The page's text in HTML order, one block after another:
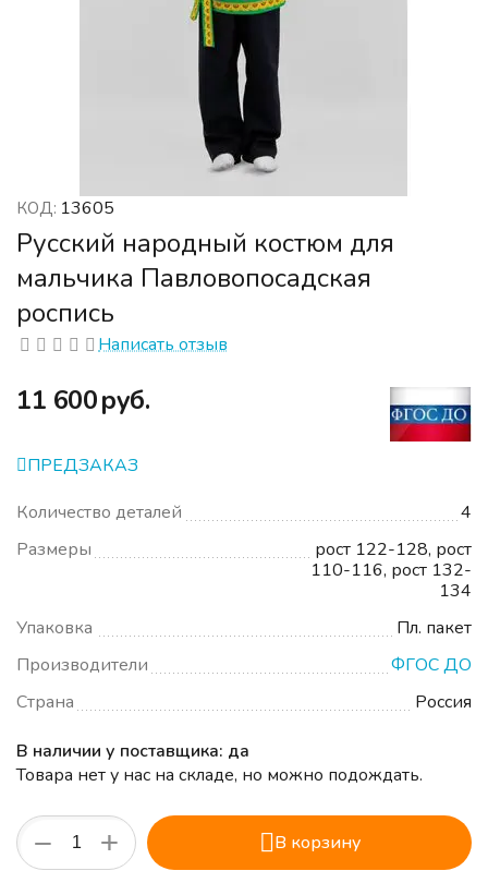
КОД: 13605
Русский народный костюм для
мальчика Павловопосадская
роспись
Написать отзыв
‍11 600‍руб.
ПРЕДЗАКАЗ
Количество деталей
4
Размеры
рост 122-128, рост
110-116, рост 132-
134
Упаковка
Пл. пакет
Производители
ФГОС ДО
Страна
Россия
В наличии у поставщика: да
Товара нет у нас на складе, но можно подождать.
+
− В корзину